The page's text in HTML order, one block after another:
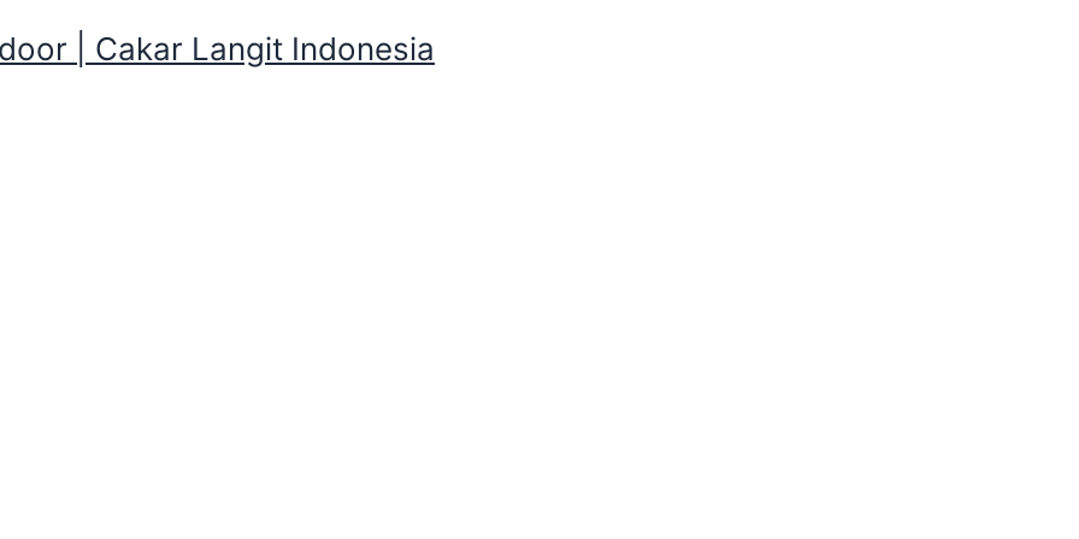
| Cakar Langit Indonesia
Peralatan Camping yang disewakan dekat